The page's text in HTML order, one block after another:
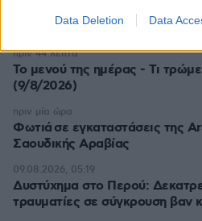
Data Deletion Data
Ειδήσεις Δημοφιλή
Το μενού της ημέρας - Τι
(9/8/2026)
πριν 44 λεπτά
Φωτιά σε εγκαταστάσεις της
Σαουδικής Αραβίας
πριν μία ώρα
Δυστύχημα στο Περού:
τραυματίες σε σύγκρουση βαν
09.08.2026, 05:19